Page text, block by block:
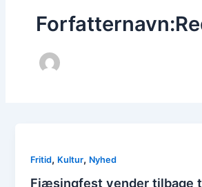
Fritid, Kultur, Nyhed
Fjæsingfest vender tilbage